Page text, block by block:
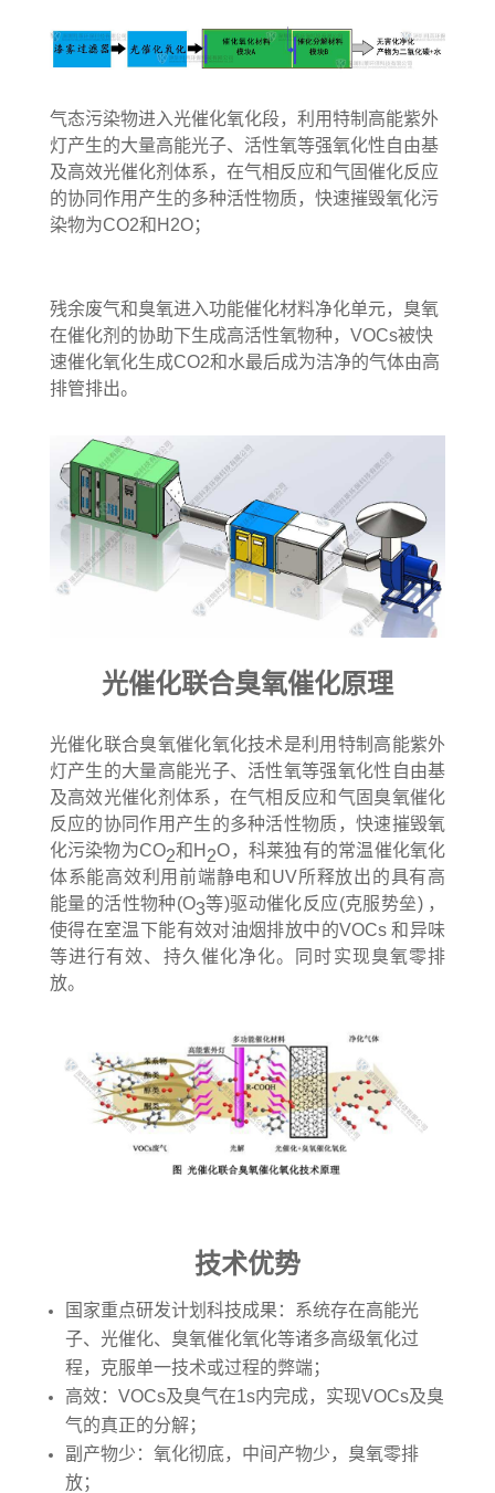
气态污染物进入光催化氧化段，利用特制高能紫外
灯产生的大量高能光子、活性氧等强氧化性自由基
及高效光催化剂体系，在气相反应和气固催化反应
的协同作用产生的多种活性物质，快速摧毁氧化污
染物为CO2和H2O；
残余废气和臭氧进入功能催化材料净化单元，臭氧
在催化剂的协助下生成高活性氧物种，VOCs被快
速催化氧化生成CO2和水最后成为洁净的气体由高
排管排出。
光催化联合臭氧催化原理
光催化联合臭氧催化氧化技术是利用特制高能紫外
灯产生的大量高能光子、活性氧等强氧化性自由基
及高效光催化剂体系，在气相反应和气固臭氧催化
反应的协同作用产生的多种活性物质，快速摧毁氧
化污染物为CO2和H 2O，科莱独有的常温催化氧化
体系能高效利用前端静电和UV所释放出的具有高
能量的活性物种(O3等)驱动催化反应(克服势垒) ，
使得在室温下能有效对油烟排放中的VOCs 和异味
等进行有效、持久催化净化。同时实现臭氧零排
放。
技术优势
国家重点研发计划科技成果：系统存在高能光
子、光催化、臭氧催化氧化等诸多高级氧化过
程，克服单一技术或过程的弊端；
高效：VOCs及臭气在1s内完成，实现VOCs及臭
气的真正的分解；
副产物少：氧化彻底，中间产物少，臭氧零排
放；